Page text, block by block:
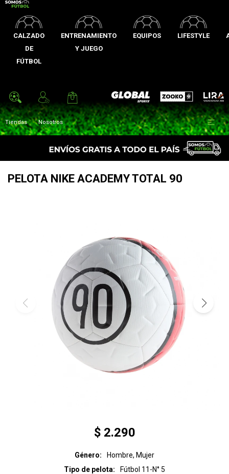
CALZADO
DE
FÚTBOL
ENTRENAMIENTO
Y JUEGO
EQUIPOS LIFESTYLE
Global Sports Zooko Lira
Tiendas Nosotros 
PELOTA NIKE ACADEMY TOTAL 90
$ 2.290
Género
Hombre, Mujer
Tipo de pelota
Fútbol 11-N° 5